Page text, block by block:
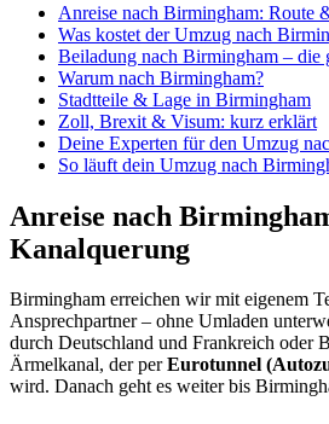
Anreise nach Birmingham: Route
Was kostet der Umzug nach
Beiladung nach Birmingham – die
Warum nach Birmingham?
Stadtteile & Lage in Birmingham
Zoll, Brexit & Visum: kurz erklärt
Deine Experten für den Umzug
So läuft dein Umzug nach
Anreise nach
Kanalquerung
Birmingham erreichen wir mit eigenem
Ansprechpartner – ohne Umladen
durch Deutschland und Frankreich oder
Ärmelkanal, der perEurotunnel
wird. Danach geht es weiter bis